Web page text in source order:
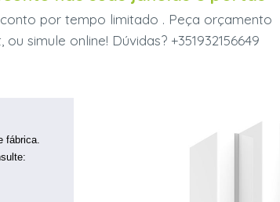
por tempo limitado . Peça orçamento
simule online! Dúvidas? +351932156649
fábrica.